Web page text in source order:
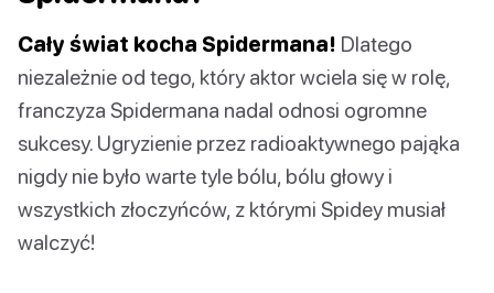
Cały świat kocha Spidermana! Dlatego
niezależnie od tego, który aktor wciela się w rolę,
franczyza Spidermana nadal odnosi ogromne
sukcesy. Ugryzienie przez radioaktywnego pająka
nigdy nie było warte tyle bólu, bólu głowy i
wszystkich złoczyńców, z którymi Spidey musiał
walczyć!